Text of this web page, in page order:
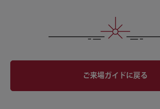
ご来場ガイドに戻る